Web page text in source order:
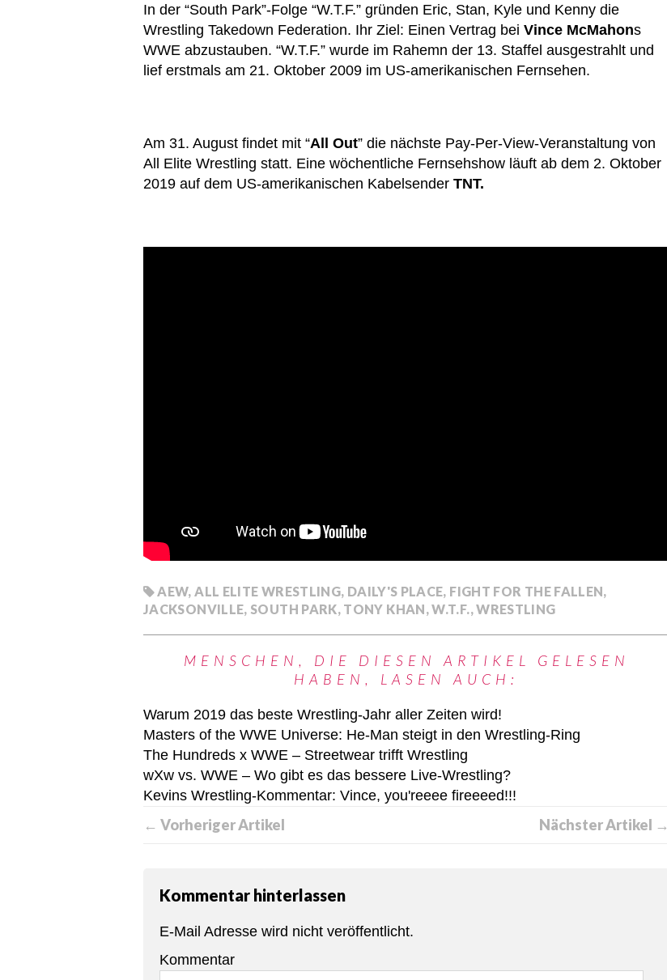
In der “South Park”-Folge “W.T.F.” gründen Eric, Stan, Kyle und Kenny die
Wrestling Takedown Federation. Ihr Ziel: Einen Vertrag bei Vince McMahons
WWE abzustauben. “W.T.F.” wurde im Rahemn der 13. Staffel ausgestrahlt und
lief erstmals am 21. Oktober 2009 im US-amerikanischen Fernsehen.
Am 31. August findet mit “All Out” die nächste Pay-Per-View-Veranstaltung von
All Elite Wrestling statt. Eine wöchentliche Fernsehshow läuft ab dem 2. Oktober
2019 auf dem US-amerikanischen Kabelsender TNT.
AEW, ALL ELITE WRESTLING, DAILY'S PLACE, FIGHT FOR THE FALLEN,
JACKSONVILLE, SOUTH PARK, TONY KHAN,W.T.F.,WRESTLING
MENSCHEN, DIE DIESEN ARTIKEL GELESEN
HABEN, LASEN AUCH:
Warum 2019 das beste Wrestling-Jahr aller Zeiten wird!
Masters of the WWE Universe: He-Man steigt in den Wrestling-Ring
The Hundreds x WWE – Streetwear trifft Wrestling
wXw vs. WWE – Wo gibt es das bessere Live-Wrestling?
Kevins Wrestling-Kommentar: Vince, you'reeee fireeeed!!!
← Vorheriger Artikel Nächster Artikel →
Kommentar hinterlassen
E-Mail Adresse wird nicht veröffentlicht.
Kommentar